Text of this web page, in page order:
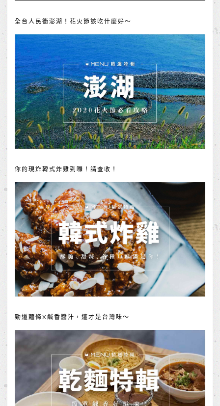
全台人民衝澎湖！花火節該吃什麼好～
你的現炸韓式炸雞到囉！請查收！
勁道麵條X鹹香醬汁，這才是台灣味～